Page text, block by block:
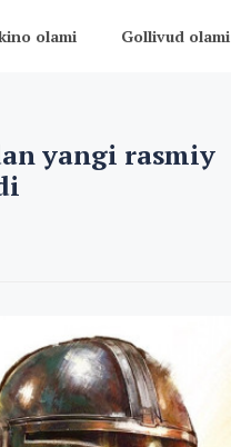
olami Gollivud olami
yangi rasmiy